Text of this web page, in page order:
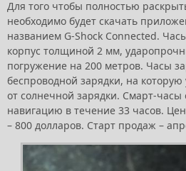
Для того чтобы полностью
необходимо будет скачать
названием G-Shock Connected.
корпус толщиной 2 мм,
погружение на 200 метров. Часы
беспроводной зарядки, на которую
от солнечной зарядки. Смарт-часы
навигацию в течение 33 часов.
– 800 долларов. Старт продаж –